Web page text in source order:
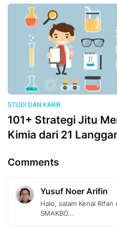
STUDI DAN KARIR
101+ Strategi Jitu
Kimia dari 21
Comments
Yusuf Noer Arifin
Halo, salam Kenal Rifan
SMAKBO...